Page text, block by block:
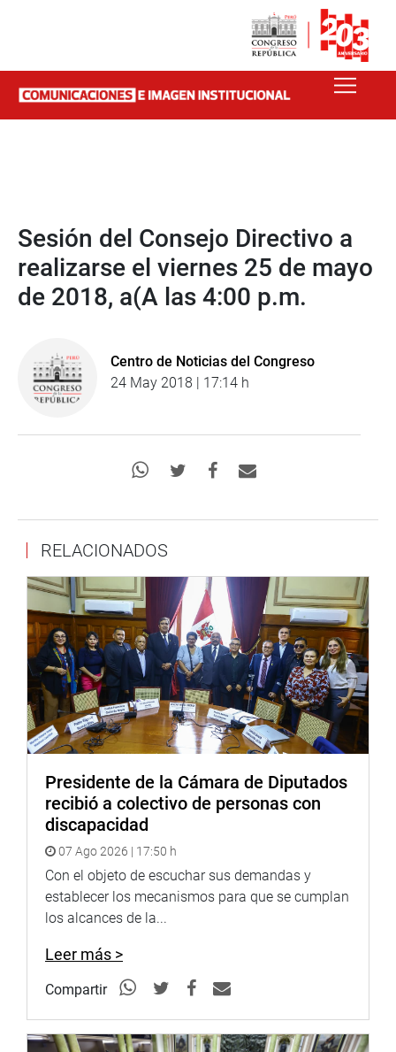
Sesión del Consejo Directivo a
realizarse el viernes 25 de mayo
de 2018, a(A las 4:00 p.m.
Centro de Noticias del Congreso
24 May 2018 | 17:14 h
RELACIONADOS
Presidente de la Cámara de Diputados
recibió a colectivo de personas con
discapacidad
07 Ago 2026 | 17:50 h
Con el objeto de escuchar sus demandas y
establecer los mecanismos para que se cumplan
los alcances de la...
Leer más >
Compartir